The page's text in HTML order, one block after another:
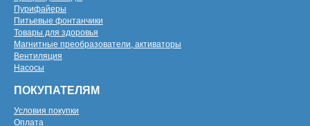
Пурифайеры
Питьевые фонтанчики
Товары для здоровья
Магнитные преобразователи, активаторы
Вентиляция
Насосы
ПОКУПАТЕЛЯМ
Условия покупки
Оплата